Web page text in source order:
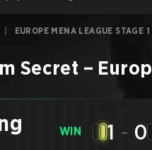
EUROPE MENA LEAGUE STAGE 1
Secret –
WIN 1 - 0